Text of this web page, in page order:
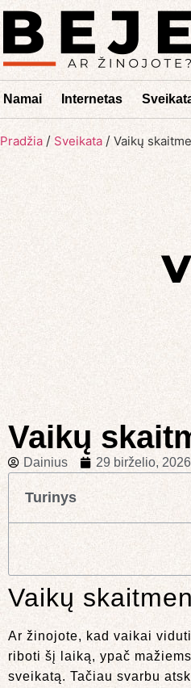
Namai Internetas
Pradžia / Sveikata / Vaikų
Vaikų
Dainius 29 birželio, 2026
Turinys
Vaikų
Ar žinojote, kad vaikai
riboti šį laiką, ypač
sveikatą. Tačiau svarbu